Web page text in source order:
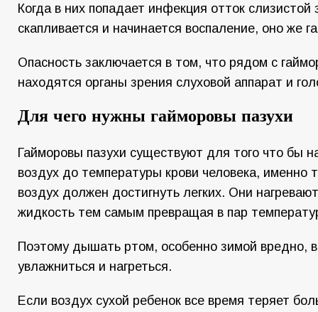
Когда в них попадает инфекция отток слизистой
скапливается и начинается воспаление, оно же
Опасность заключается в том, что рядом с
находятся органы зрения слуховой аппарат и
Для чего нужны гайморовы пазухи
Гайморовы пазухи существуют для того что бы
воздух до температуры крови человека, именно
воздух должен достигнуть легких. Они
жидкость тем самым превращая в пар
Поэтому дышать ртом, особенно зимой вредно,
увлажниться и нагреться.
Если воздух сухой ребенок все время теряет